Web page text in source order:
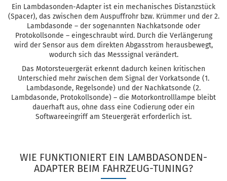
Ein Lambdasonden-Adapter ist ein mechanisches Distanzstück
(Spacer), das zwischen dem Auspuffrohr bzw. Krümmer und der 2.
Lambdasonde – der sogenannten Nachkatsonde oder
Protokollsonde – eingeschraubt wird. Durch die Verlängerung
wird der Sensor aus dem direkten Abgasstrom herausbewegt,
wodurch sich das Messsignal verändert.
Das Motorsteuergerät erkennt dadurch keinen kritischen
Unterschied mehr zwischen dem Signal der Vorkatsonde (1.
Lambdasonde, Regelsonde) und der Nachkatsonde (2.
Lambdasonde, Protokollsonde) – die Motorkontrolllampe bleibt
dauerhaft aus, ohne dass eine Codierung oder ein
Softwareeingriff am Steuergerät erforderlich ist.
WIE FUNKTIONIERT EIN LAMBDASONDEN-
ADAPTER BEIM FAHRZEUG-TUNING?